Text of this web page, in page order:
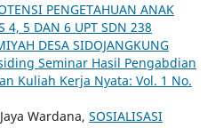
PENGETAHUAN ANAK
4, 5 DAN 6 UPT SDN 238
DESA SIDOJANGKUNG
Seminar Hasil Pengabdian
Kuliah Kerja Nyata: Vol. 1 No.
Wardana, SOSIALISASI